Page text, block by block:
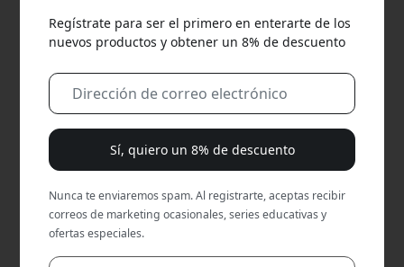
Regístrate para ser el primero en enterarte de los
nuevos productos y obtener un 8% de descuento
Sí, quiero un 8% de descuento
Nunca te enviaremos spam. Al registrarte, aceptas recibir
correos de marketing ocasionales, series educativas y
ofertas especiales.
Usa este código en la caja para obtener 8% de
descuento.